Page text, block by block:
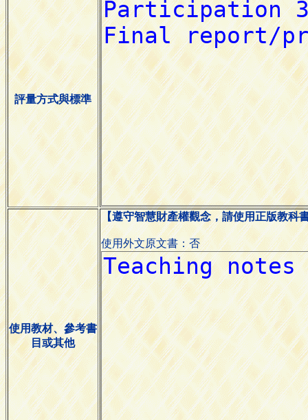
評量方式與標準
使用教材、參考書
目或其他
【遵守智慧財產權觀念，請使用正版教科
使用外文原文書：否